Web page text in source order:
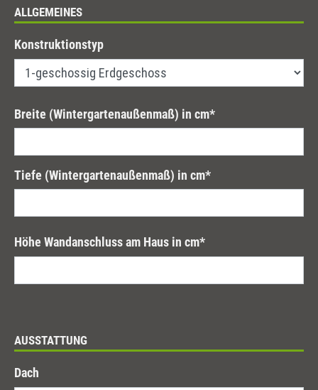
ALLGEMEINES
Konstruktionstyp
Breite (Wintergartenaußenmaß) in cm*
Tiefe (Wintergartenaußenmaß) in cm*
Höhe Wandanschluss am Haus in cm*
AUSSTATTUNG
Dach